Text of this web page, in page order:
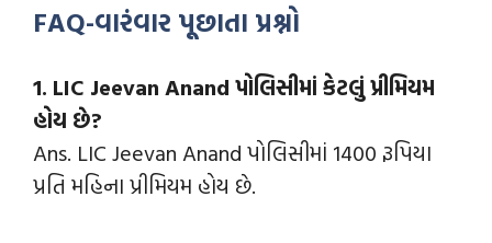
FAQ-વારંવાર પૂછાતા પ્રશ્નો
1. LIC Jeevan Anand પોલિસીમાં કેટલું પ્રીમિયમ
હોય છે?
Ans. LIC Jeevan Anand પોલિસીમાં 1400 રૂપિયા
પ્રતિ મહિના પ્રીમિયમ હોય છે.